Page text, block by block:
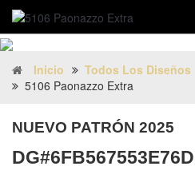
Inicio Todos Los Diseños
5106 Paonazzo Extra
NUEVO PATRÓN 2025